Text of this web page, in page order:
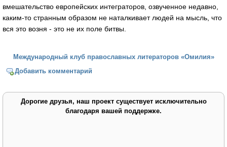
вмешательство европейских интеграторов, озвученное недавно,
каким-то странным образом не наталкивает людей на мысль, что
вся это возня - это не их поле битвы.
Международный клуб православных литераторов «Омилия»
Добавить комментарий
Дорогие друзья, наш проект существует исключительно
благодаря вашей поддержке.